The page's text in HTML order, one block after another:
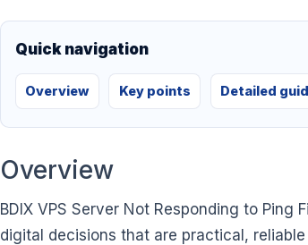
Quick navigation
Overview Key points Detailed
Overview
BDIX VPS Server Not Responding to Ping
digital decisions that are practical,